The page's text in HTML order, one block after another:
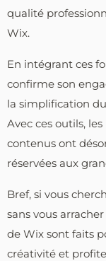
qualité
Wix.
En intégrant ces
confirme son
la simplification
Avec ces outils,
contenus ont
réservées aux
Bref, si vous
sans vous
de Wix sont faits
créativité et